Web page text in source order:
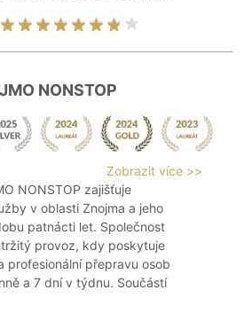
NONSTOP
Zobrazit více >>
NONSTOP zajišťuje
v oblasti Znojma a jeho
patnácti let. Společnost
provoz, kdy poskytuje
profesionální přepravu osob
a 7 dní v týdnu. Součástí